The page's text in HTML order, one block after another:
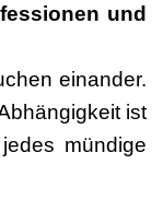
und
ist
mündige